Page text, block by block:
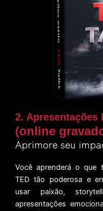
2. Apresentações
(online
Aprimore seu
Você aprenderá o que
TED tão poderosa e
usar paixão,
apresentações